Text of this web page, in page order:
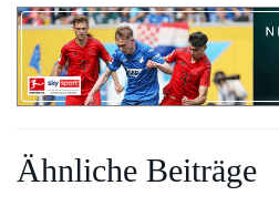
Ähnliche Beiträge